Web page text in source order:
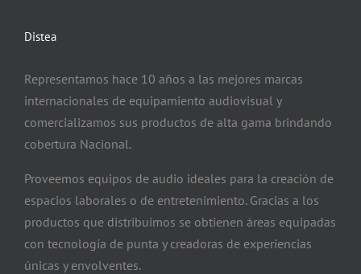
Distea
Representamos hace 10 años a las mejores marcas
internacionales de equipamiento audiovisual y
comercializamos sus productos de alta gama brindando
cobertura Nacional.
Proveemos equipos de audio ideales para la creación de
espacios laborales o de entretenimiento. Gracias a los
productos que distribuimos se obtienen áreas equipadas
con tecnología de punta y creadoras de experiencias
únicas y envolventes.